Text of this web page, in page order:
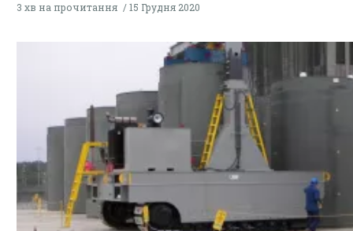
3 хв на прочитання 15 Грудня 2020